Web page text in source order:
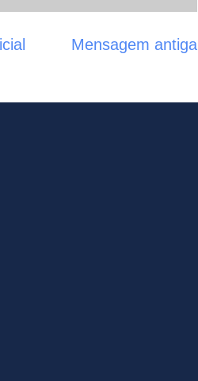
Mensagem antiga